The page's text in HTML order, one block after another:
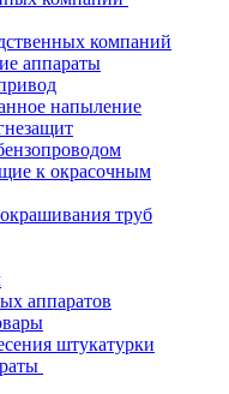
компаний
аппараты
напыление
к окрасочным
труб
аппаратов
штукатурки